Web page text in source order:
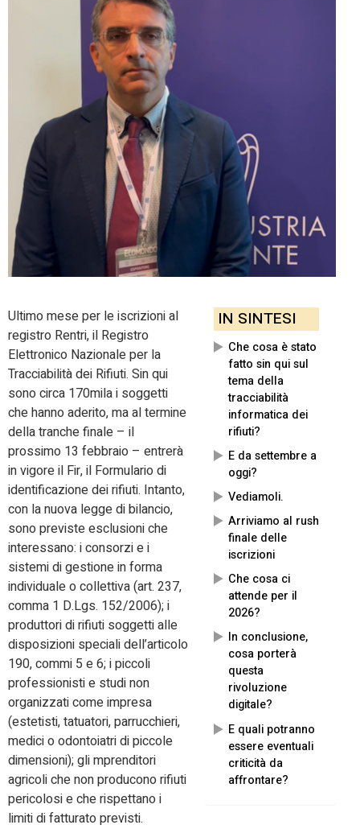
IN SINTESI
Che cosa è stato
fatto sin qui sul
tema della
tracciabilità
informatica dei
rifiuti?
E da settembre a
oggi?
Vediamoli.
Arriviamo al rush
finale delle
iscrizioni
Che cosa ci
attende per il
2026?
In conclusione,
cosa porterà
questa
rivoluzione
digitale?
E quali potranno
essere eventuali
criticità da
affrontare?
Ultimo mese per le iscrizioni al
registro Rentri, il Registro
Elettronico Nazionale per la
Tracciabilità dei Rifiuti. Sin qui
sono circa 170mila i soggetti
che hanno aderito, ma al termine
della tranche finale – il
prossimo 13 febbraio – entrerà
in vigore il Fir, il Formulario di
identificazione dei rifiuti. Intanto,
con la nuova legge di bilancio,
sono previste esclusioni che
interessano: i consorzi e i
sistemi di gestione in forma
individuale o collettiva (art. 237,
comma 1 D.Lgs. 152/2006); i
produttori di rifiuti soggetti alle
disposizioni speciali dell’articolo
190, commi 5 e 6; i piccoli
professionisti e studi non
organizzati come impresa
(estetisti, tatuatori, parrucchieri,
medici o odontoiatri di piccole
dimensioni); gli mprenditori
agricoli che non producono rifiuti
pericolosi e che rispettano i
limiti di fatturato previsti.